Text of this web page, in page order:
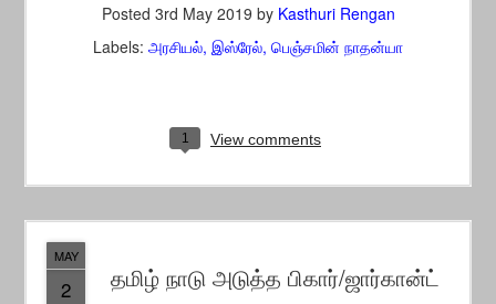
Posted 3rd May 2019 by Kasthuri Rengan
Labels: அரசியல் இஸ்ரேல் பெஞ்சமின் நாதன்யா
1 View comments
MAY
2 தமிழ் நாடு அடுத்த பிகார்/ஜார்கான்ட்